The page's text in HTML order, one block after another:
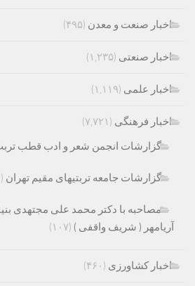
اخبار صنعت و معدن (۴۹۵)
اخبار صنعتی (۱,۲۳۵)
اخبار علمی (۱,۱۱۹)
اخبار فرهنگی (۷,۷۲۱)
گزارشات انجمن شعر و ادب قطب
گزارشات جامعه تربتیهای مقیم تهران (۲۰)
مصاحبه با دکتر محمد علی مجتهدی
آریامهر ( شریف واقفی ) (۱۰۷)
اخبار کشاورزی (۴۶۰)